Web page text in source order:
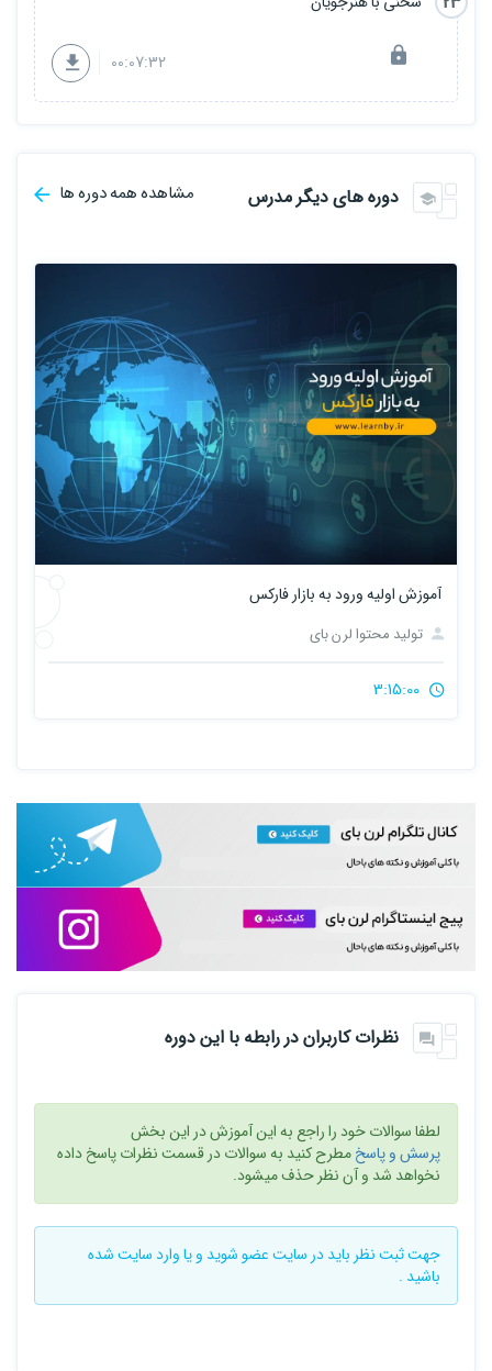
00:07:32
دوره های دیگر مدرس مشاهده همه دوره ها
آموزش اولیه ورود به بازار فارکس
تولید محتوا لرن بای
نظرات کاربران در رابطه با این دوره
لطفا سوالات خود را راجع به این آموزش در این بخش
پرسش و پاسخمطرح کنید به سوالات در قسمت نظرات پاسخ داده
نخواهد شد و آن نظر حذف میشود.
جهت ثبت نظر باید در سایتعضو شوید و یاوارد سایتشده
باشید .